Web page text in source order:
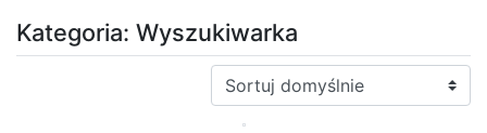
Kategoria: Wyszukiwarka
Sortuj: